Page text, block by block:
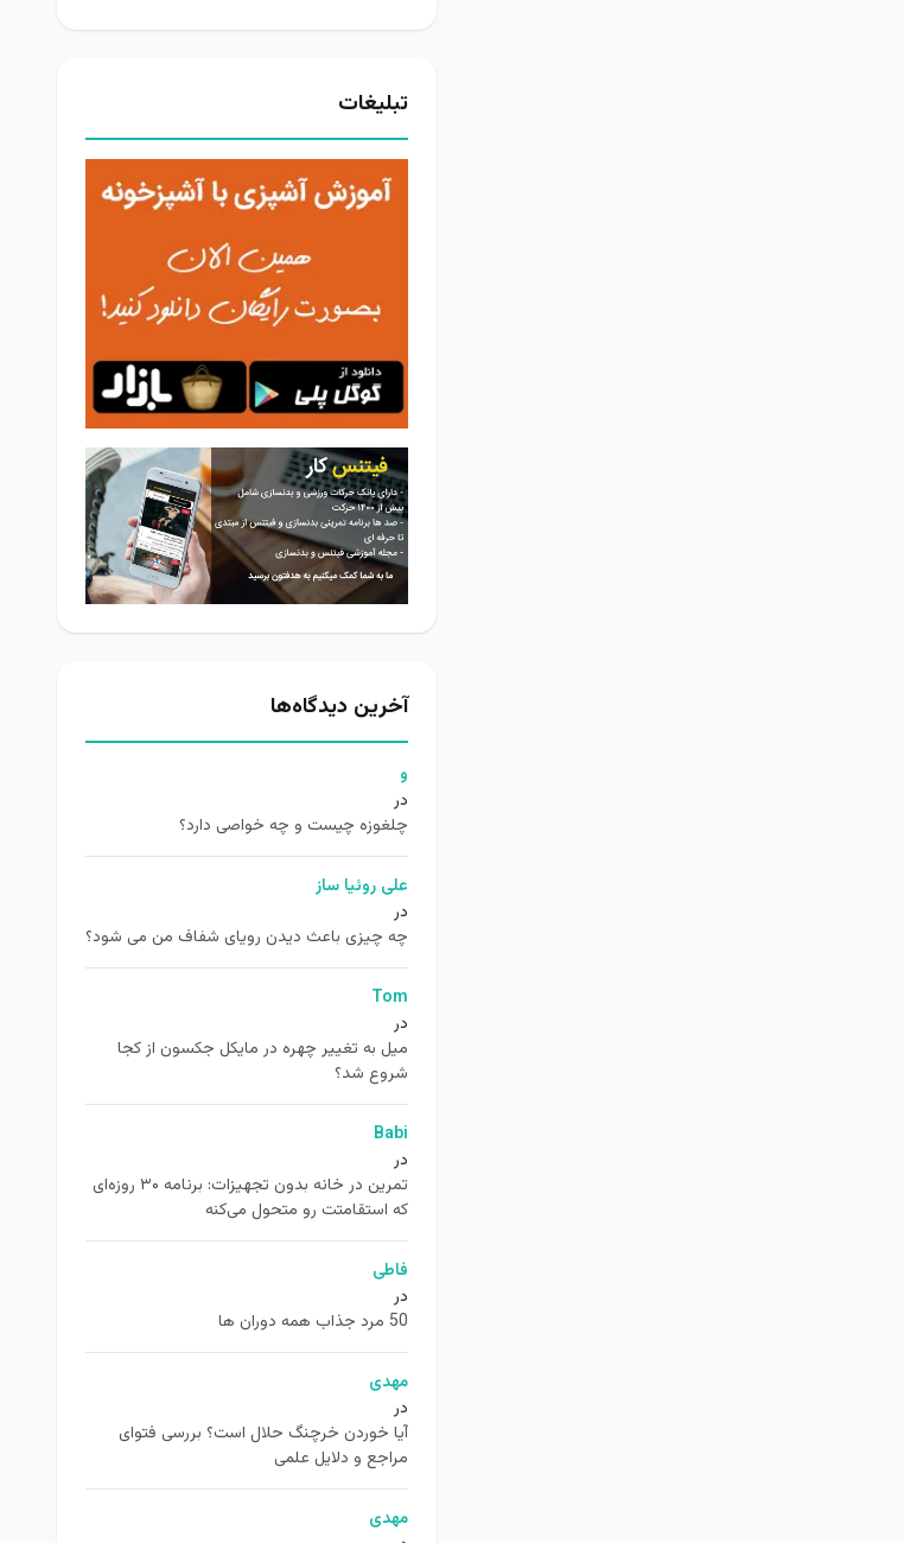
تبلیغات
آخرین دیدگاه‌ها
و
در
چلغوزه چیست و چه خواصی دارد؟
علی روئیا ساز
در
چه چیزی باعث دیدن رویای شفاف من می شود؟
Tom
در
ميل به تغيير چهره در مایکل جکسون از كجا
شروع شد؟
Babi
در
تمرین در خانه بدون تجهیزات: برنامه ۳۰ روزه‌ای
که استقامتت رو متحول می‌کنه
فاطی
در
50 مرد جذاب همه دوران ها
مهدی
در
آیا خوردن خرچنگ حلال است؟ بررسی فتوای
مراجع و دلایل علمی
مهدی